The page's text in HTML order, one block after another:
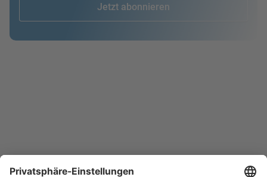
Jetzt abonnieren